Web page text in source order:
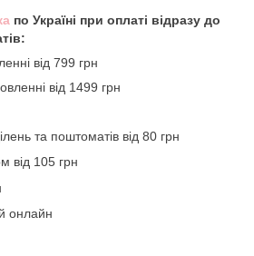
по Україні при оплаті відразу до
від 799 грн
від 1499 грн
та поштоматів від 80 грн
від 105 грн
онлайн